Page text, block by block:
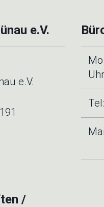
e.V.
e.V.
Uhr
Tel:
/